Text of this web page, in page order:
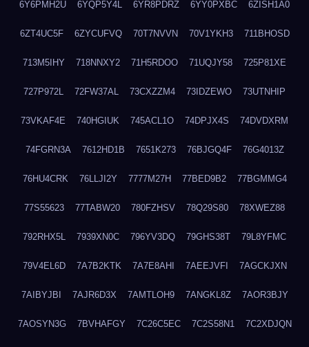
6Y6PMH2U 6YQP5Y4L 6YR8PDRZ 6YY0PXBC 6ZISH1A0
6ZT4UC5F 6ZYCUFVQ 70T7NVVN 70V1YKH3 711BHOSD
713M5IHY 718NNXY2 71H5RDOO 71UQJY58 725P81XE
727P972L 72FW37AL 73CXZZM4 73IDZEWO 73UTNHIP
73VKAF4E 740HGIUK 745ACL1O 74DPJX4S 74DVDXRM
74FGRN3A 7612HD1B 7651K273 76BJGQ4F 76G4013Z
76HU4CRK 76LLJI2Y 7777M27H 77BED9B2 77BGMMG4
77S55623 77TABW20 780FZHSV 78Q29S80 78XWEZ88
792RHX5L 7939XN0C 796YV3DQ 79GHS38T 79L8YFMC
79V4EL6D 7A7B2KTK 7A7E8AHI 7AEEJVFI 7AGCKJXN
7AIBYJBI 7AJR6D3X 7AMTLOH9 7ANGKL8Z 7AOR3BJY
7AOSYN3G 7BVHAFGY 7C26C5EC 7C2S58N1 7C2XDJQN